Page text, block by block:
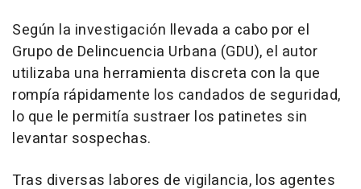
Según la investigación llevada a cabo por el
Grupo de Delincuencia Urbana (GDU), el autor
utilizaba una herramienta discreta con la que
rompía rápidamente los candados de seguridad,
lo que le permitía sustraer los patinetes sin
levantar sospechas.
Tras diversas labores de vigilancia, los agentes